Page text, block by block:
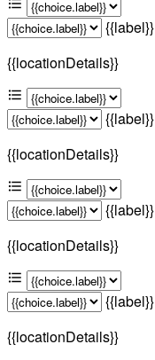
{{label}}
{{locationDetails}}
{{label}}
{{locationDetails}}
{{label}}
{{locationDetails}}
{{label}}
{{locationDetails}}